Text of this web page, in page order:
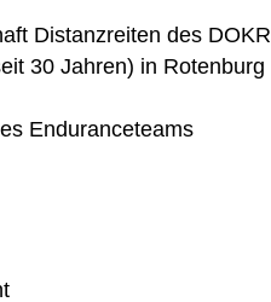
Distanzreiten des DOKR
30 Jahren) in Rotenburg
Enduranceteams